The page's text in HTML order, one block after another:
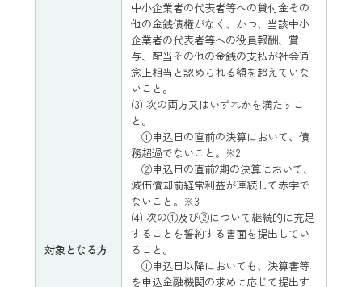
対象となる方
中小企業者の代表者等への貸付金その
他の金銭債権がなく、かつ、当該中小
企業者の代表者等への役員報酬、賞
与、配当その他の金銭の支払が社会通
念上相当と認められる額を超えていな
いこと。
(3) 次の両方又はいずれかを満たすこ
と。
①申込日の直前の決算において、債
務超過でないこと。※2
②申込日の直前2期の決算において、
減価償却前経常利益が連続して赤字で
ないこと。※3
(4) 次の①及び②について継続的に充足
することを誓約する書面を提出してい
ること。
①申込日以降においても、決算書等
を申込金融機関の求めに応じて提出す